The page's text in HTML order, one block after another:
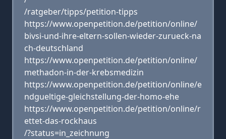
/ratgeber/tipps/petition-tipps
https://www.openpetition.de/petition/online/
bivsi-und-ihre-eltern-sollen-wieder-zurueck-na
ch-deutschland
https://www.openpetition.de/petition/online/
methadon-in-der-krebsmedizin
https://www.openpetition.de/petition/online/e
ndgueltige-gleichstellung-der-homo-ehe
https://www.openpetition.de/petition/online/r
ettet-das-rockhaus
/?status=in_zeichnung